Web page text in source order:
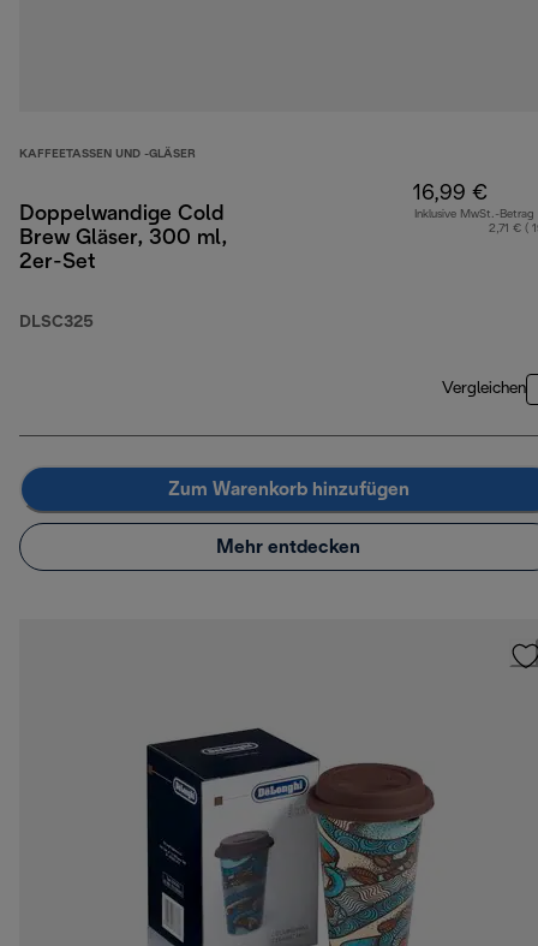
KAFFEETASSEN UND -GLÄSER
Doppelwandige Cold
Brew Gläser, 300 ml,
2er-Set
DLSC325
16,99 €
Inklusive MwSt.-Betrag
2,71 € (
Vergleichen
Zum Warenkorb hinzufügen
Mehr entdecken